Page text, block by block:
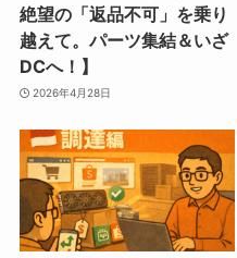
絶望の「返品不可」を乗り
越えて。パーツ集結＆いざ
DCへ！】
2026年4月28日